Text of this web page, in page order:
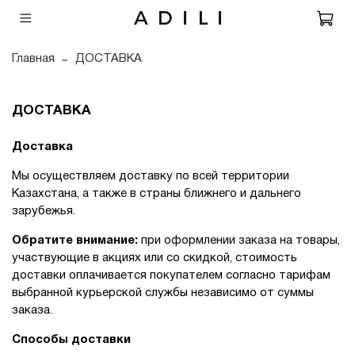
Главная ДОСТАВКА
ДОСТАВКА
Доставка
Мы осуществляем доставку по всей территории
Казахстана, а также в страны ближнего и дальнего
зарубежья.
Обратите внимание: при оформлении заказа на товары,
участвующие в акциях или со скидкой, стоимость
доставки оплачивается покупателем согласно тарифам
выбранной курьерской службы независимо от суммы
заказа.
Способы доставки